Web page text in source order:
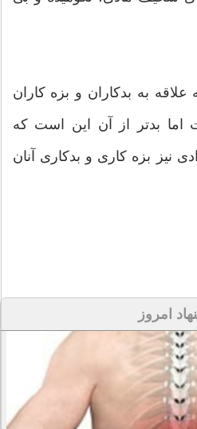
به بدکاران و بزه کاران
اما بدتر از آن این است که
نیز بزه کاری و بدکاری آنان
امروز